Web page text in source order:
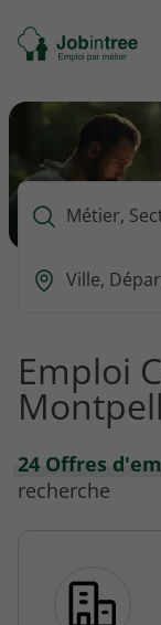
Se
rendre
l'accueil
Que
vous
rechercher
Ou
vous
voulez
rechercher
Emploi
24 Offres
recherche